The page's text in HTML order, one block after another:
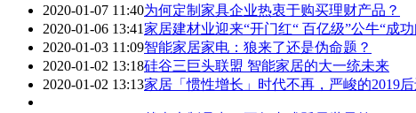
2020-01-07 11:40为何定制家具企业热衷于购买理财产品？
2020-01-06 13:41家居建材业迎来“开门红“ 百亿级”公牛“成
2020-01-03 11:09智能家居家电：狼来了还是伪命题？
2020-01-02 13:18硅谷三巨头联盟 智能家居的大一统未来
2020-01-02 13:13家居「惯性增长」时代不再，严峻的2019